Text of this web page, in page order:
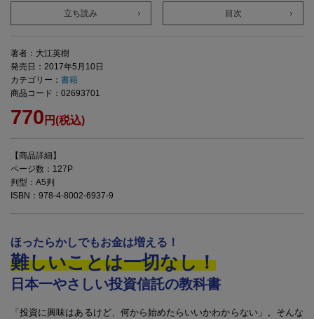
立ち読み 目次
著者：大江英樹
発売日：2017年5月10日
カテゴリー： 書籍
商品コード：02693701
770 円(税込)
【商品詳細】
ページ数：127P
判型：A5判
ISBN：978-4-8002-6937-9
ほったらかしでもお金は増える！
難しいことは一切なし！
日本一やさしい投資信託の教科書
「投資に興味はあるけど、何から始めたらいいかわからない」。そんな